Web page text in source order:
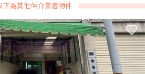
下為其他仲介業者物件